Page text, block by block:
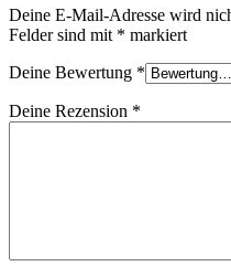
Deine E-Mail-Adresse wird
Felder sind mit * markiert
Deine Bewertung *
Deine Rezension *